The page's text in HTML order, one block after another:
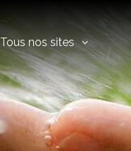
Tous nos sites